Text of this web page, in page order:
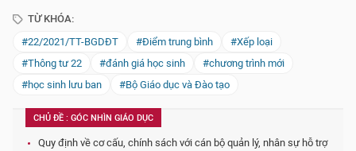
TỪ KHÓA:
#22/2021/TT-BGDĐT
#Điểm trung bình
#Xếp loại
#Thông tư 22
#đánh giá học sinh
#chương trình mới
#học sinh lưu ban
#Bộ Giáo dục và Đào tạo
CHỦ ĐỀ : GÓC NHÌN GIÁO DỤC
Quy định về cơ cấu, chính sách với cán bộ quản lý, nhân sự hỗ trợ